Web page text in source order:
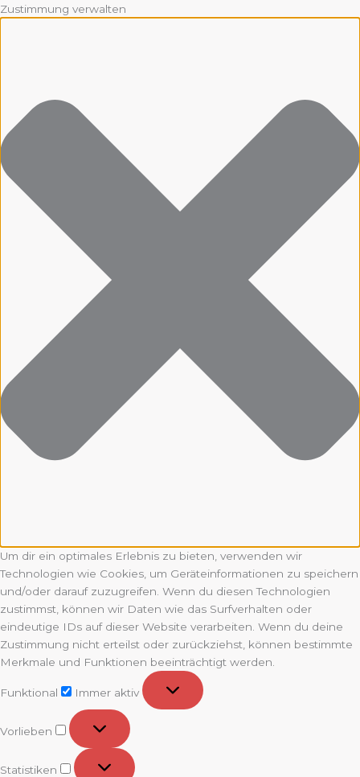
Zustimmung verwalten
Um dir ein optimales Erlebnis zu bieten, verwenden wir
Technologien wie Cookies, um Geräteinformationen zu speichern
und/oder darauf zuzugreifen. Wenn du diesen Technologien
zustimmst, können wir Daten wie das Surfverhalten oder
eindeutige IDs auf dieser Website verarbeiten. Wenn du deine
Zustimmung nicht erteilst oder zurückziehst, können bestimmte
Merkmale und Funktionen beeinträchtigt werden.
Funktional
Immer aktiv
Vorlieben
Vorlieben
Statistiken
Statistiken